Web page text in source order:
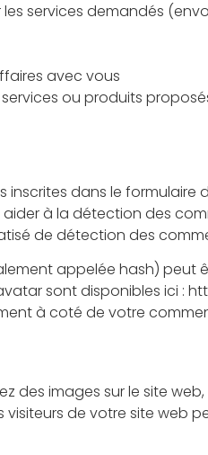
services demandés
avec vous
ou produits
dans le formulaire
à la détection des
de détection des
appelée hash) peut
sont disponibles ici :
à coté de votre
des images sur le site
visiteurs de votre site web